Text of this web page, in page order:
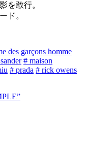
を敢行。
ド。
des garçons homme
# maison
# prada # rick owens